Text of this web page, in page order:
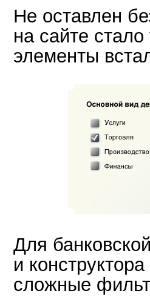
Не оставлен
на сайте
элементы
Для
и
сложные